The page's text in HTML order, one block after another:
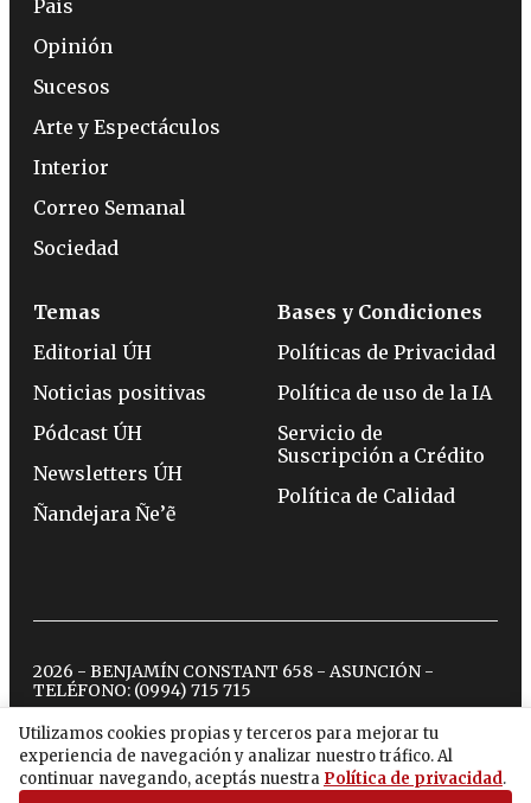
Utilizamos cookies propias y terceros para mejorar tu
experiencia de navegación y analizar nuestro tráfico. Al
continuar navegando, aceptás nuestra Política de privacidad.
País
Opinión
Sucesos
Arte y Espectáculos
Interior
Correo Semanal
Sociedad
Temas
Editorial ÚH
Noticias positivas
Pódcast ÚH
Newsletters ÚH
Ñandejara Ñe’ẽ
Bases y Condiciones
Políticas de Privacidad
Política de uso de la IA
Servicio de
Suscripción a Crédito
Política de Calidad
2026 - BENJAMÍN CONSTANT 658 - ASUNCIÓN -
TELÉFONO: (0994) 715 715
twitterinstagram
facebook
tiktokyoutubespotify